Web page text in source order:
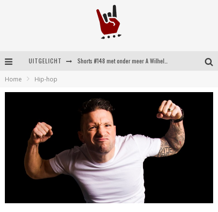
UITGELICHT
Britse emorockers van Basement maken tweede comeback met het indrukwekkende ‘Wired’
Shorts #149 met onder meer No Cure, Eva Under Fire, The Hu en Sleeping With Sirens
Home Hip-hop